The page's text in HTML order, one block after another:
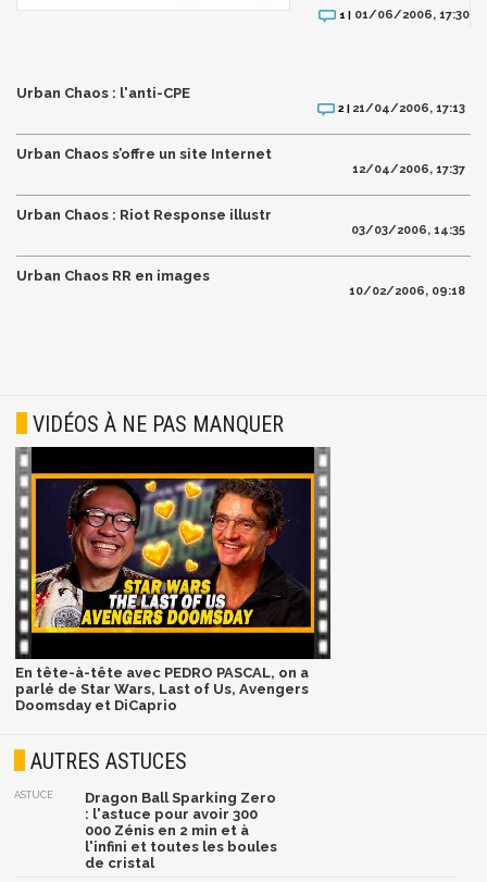
1 | 01/06/2006, 17:30
Urban Chaos : l'anti-CPE
2 | 21/04/2006, 17:13
Urban Chaos s’offre un site Internet
12/04/2006, 17:37
Urban Chaos : Riot Response illustr
03/03/2006, 14:35
Urban Chaos RR en images
10/02/2006, 09:18
VIDÉOS À NE PAS MANQUER
En tête-à-tête avec PEDRO PASCAL, on a
parlé de Star Wars, Last of Us, Avengers
Doomsday et DiCaprio
AUTRES ASTUCES
ASTUCE
Dragon Ball Sparking Zero
: l'astuce pour avoir 300
000 Zénis en 2 min et à
l'infini et toutes les boules
de cristal